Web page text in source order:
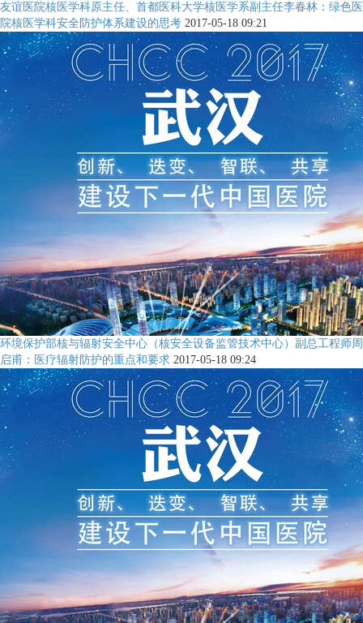
友谊医院核医学科原主任、首都医科大学核医学系副主任李春林：绿色医
院核医学科安全防护体系建设的思考 2017-05-18 09:21
环境保护部核与辐射安全中心（核安全设备监管技术中心）副总工程师周
启甫：医疗辐射防护的重点和要求 2017-05-18 09:24